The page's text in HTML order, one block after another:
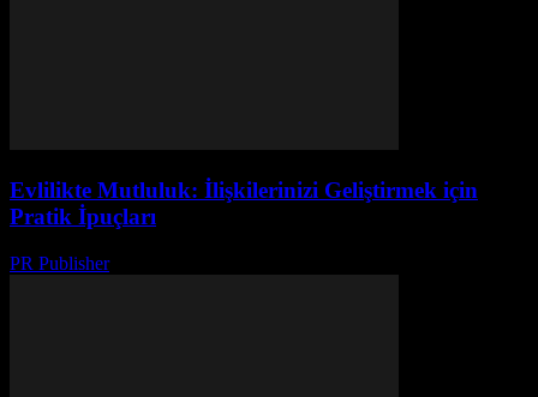
Evlilikte Mutluluk: İlişkilerinizi Geliştirmek için
Pratik İpuçları
PR Publisher-